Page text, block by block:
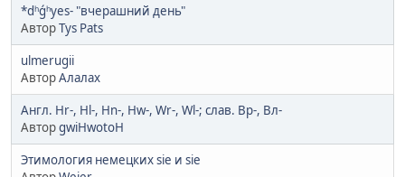
*dʰǵʰyes- "вчерашний день"
АвторTys Pats
ulmerugii
АвторАлалах
Англ. Hr-, Hl-, Hn-, Hw-, Wr-, Wl-; слав. Вр-, Вл-
АвторgwiHwotoH
Этимология немецких sie и sie